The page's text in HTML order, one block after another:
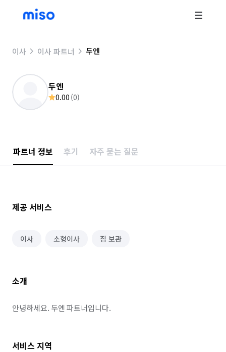
이사 이사 파트너 두엔
두엔
0.00 (0)
파트너 정보 후기 자주 묻는 질문
제공 서비스
이사 소형이사 짐 보관
소개
안녕하세요. 두엔 파트너입니다.
서비스 지역